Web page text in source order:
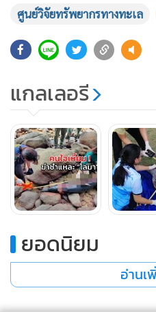
พ.ร.บ.สงวนและคุ้มครองสัตว์ป่า
อย่างไรก็ตาม สำหรับการขึ้นมา
เป็นการกระทำที่เหี้ยมโหดมากที่
และใช้มีดผ่าหลัง
ศูนย์วิจัยทรัพยากรทางทะเล
แกลเลอรี
ยอดนิยม
อ่านเ